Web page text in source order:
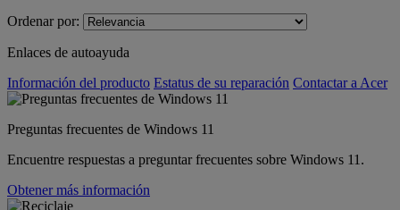
Ordenar por:
Enlaces de autoayuda
Información del producto Estatus de su reparación Contactar a Acer
Preguntas frecuentes de Windows 11
Encuentre respuestas a preguntar frecuentes sobre Windows 11.
Obtener más información